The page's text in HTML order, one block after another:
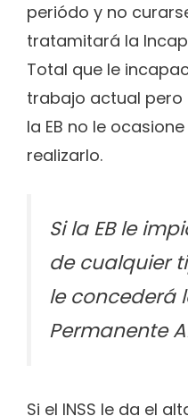
periódo y no
tratamitará la
Total que le
trabajo actual pero
la EB no le
realizarlo.
Si la EB le
de cualquier
le concederá
Permanente
Si el INSS le da el